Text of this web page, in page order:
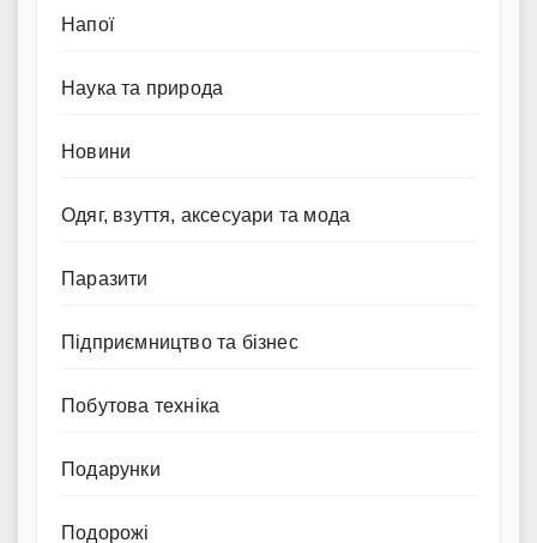
Напої
Наука та природа
Новини
Одяг, взуття, аксесуари та мода
Паразити
Підприємництво та бізнес
Побутова техніка
Подарунки
Подорожі